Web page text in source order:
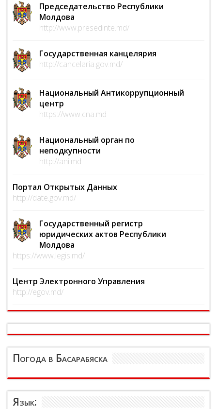
Председательство Республики
Молдова
http://www.presedinte.md/
Государственная канцелярия
http://cancelaria.gov.md/
Национальный Антикоррупционный
центр
https://www.cna.md
Национальный орган по
неподкупности
http://ani.md
Портал Открытых Данных
http://date.gov.md/
Государственный регистр
юридических актов Республики
Молдова
https://www.legis.md/
Центр Электронного Управления
http://egov.md/
Погода в Басарабяска
Язык: